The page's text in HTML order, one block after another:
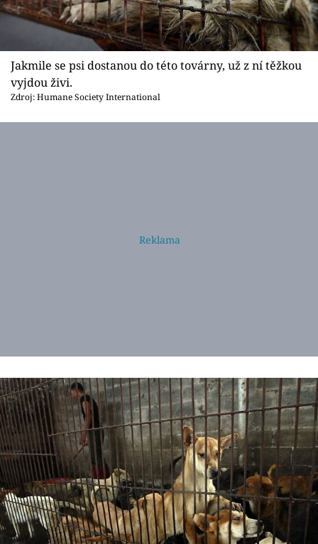
Jakmile se psi dostanou do této továrny, už z ní těžkou
vyjdou živi.
Zdroj: Humane Society International